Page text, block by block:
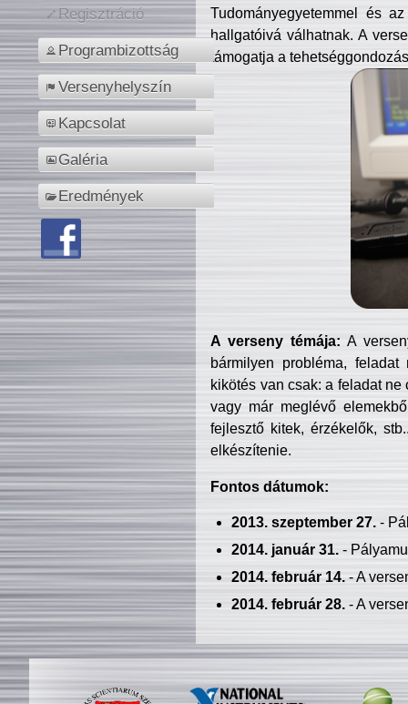
Regisztráció
Programbizottság
Versenyhelyszín
Kapcsolat
Galéria
Eredmények
Tudományegyetemmel és
hallgatóivá válhatnak. A
támogatja a
A verseny témája: A
bármilyen probléma, feladat
kikötés van csak: a feladat
vagy már meglévő
fejlesztő kitek, érzékelők,
elkészítenie.
Fontos dátumok:
2013. szeptember 27.-
2014. január 31.-
2014. február 14.- A
2014. február 28.- A